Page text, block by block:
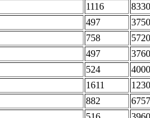
1116 8330
497 3750
758 5720
497 3760
524 4000
1611
882 6757